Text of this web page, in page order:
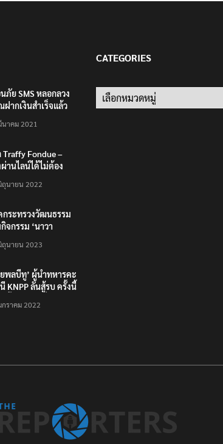
ภัย SMS หลอกลวง
ากเงินสำเร็จแล้ว
บาท”
นาคม 2021
Traffy Fondue –
านไลน์ได้ไม่ต้อง
ย ไม่ใช่แค่ในกรุง
ถุนายน 2022
ระทรวงวัฒนธรรม
จกรรม ‘นาวา
าตรทางน้ำ
ถุนายน 2023
ยพลบีทู’ ผู้นำทหารคะ
KNPP ลั่นสู้รบ ครั้งนี้
าชนต้องชนะ
กราคม 2022
CATEGORIES
Categories